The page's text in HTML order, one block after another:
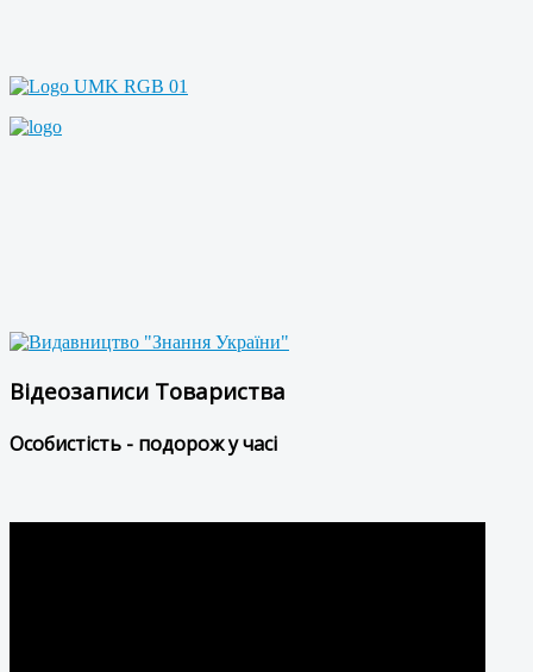
Відеозаписи Товариства
Особистість - подорож у часі